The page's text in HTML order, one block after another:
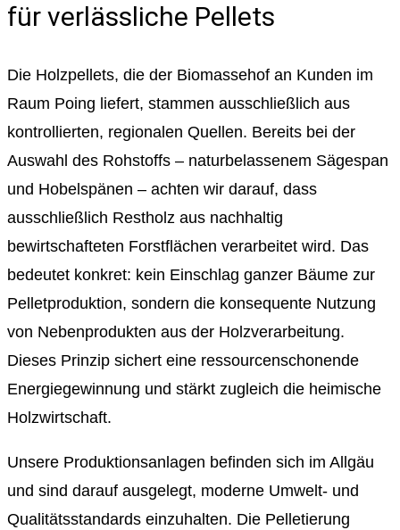
für verlässliche Pellets
Die Holzpellets, die der Biomassehof an Kunden im
Raum Poing liefert, stammen ausschließlich aus
kontrollierten, regionalen Quellen. Bereits bei der
Auswahl des Rohstoffs – naturbelassenem Sägespan
und Hobelspänen – achten wir darauf, dass
ausschließlich Restholz aus nachhaltig
bewirtschafteten Forstflächen verarbeitet wird. Das
bedeutet konkret: kein Einschlag ganzer Bäume zur
Pelletproduktion, sondern die konsequente Nutzung
von Nebenprodukten aus der Holzverarbeitung.
Dieses Prinzip sichert eine ressourcenschonende
Energiegewinnung und stärkt zugleich die heimische
Holzwirtschaft.
Unsere Produktionsanlagen befinden sich im Allgäu
und sind darauf ausgelegt, moderne Umwelt- und
Qualitätsstandards einzuhalten. Die Pelletierung